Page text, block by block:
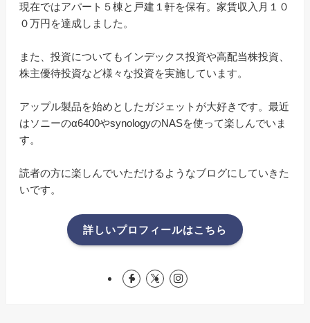
現在ではアパート５棟と戸建１軒を保有。家賃収入月１０
０万円を達成しました。
また、投資についてもインデックス投資や高配当株投資、
株主優待投資など様々な投資を実施しています。
アップル製品を始めとしたガジェットが大好きです。最近
はソニーのα6400やsynologyのNASを使って楽しんでいま
す。
読者の方に楽しんでいただけるようなブログにしていきた
いです。
詳しいプロフィールはこちら